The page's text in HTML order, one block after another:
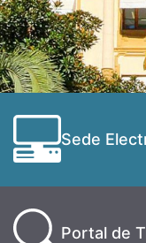
Sede
Portal de